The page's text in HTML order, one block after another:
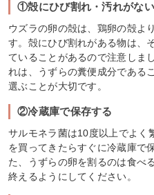
①殻にひび割れ・汚れがな
ウズラの卵の殻は、鶏卵の殻よ
す。殻にひび割れがある物は、
ていることがあるので注意しま
れは、うずらの糞便成分である
選ぶことが大切です。
②冷蔵庫で保存する
サルモネラ菌は10度以上でよく
を買ってきたらすぐに冷蔵庫で
た、うずらの卵を割るのは食べ
終えるようにしてください。